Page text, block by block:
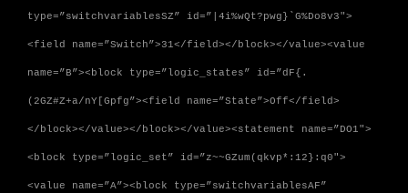
type=”switchvariablesSZ” id=”|4i%wQt?pwg}`G%Do8v3″>
<field name=”Switch”>31</field></block></value><value
name=”B”><block type=”logic_states” id=”dF{.
(2GZ#Z+a/nY[Gpfg”><field name=”State”>Off</field>
</block></value></block></value><statement name=”DO1″>
<block type=”logic_set” id=”z~~GZum(qkvp*:12}:q0″>
<value name=”A”><block type=”switchvariablesAF”